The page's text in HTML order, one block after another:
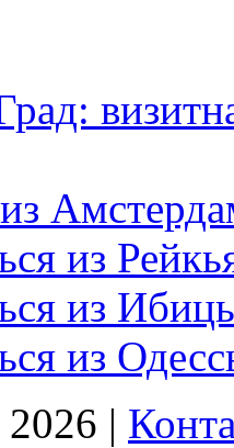
из
из
из
|